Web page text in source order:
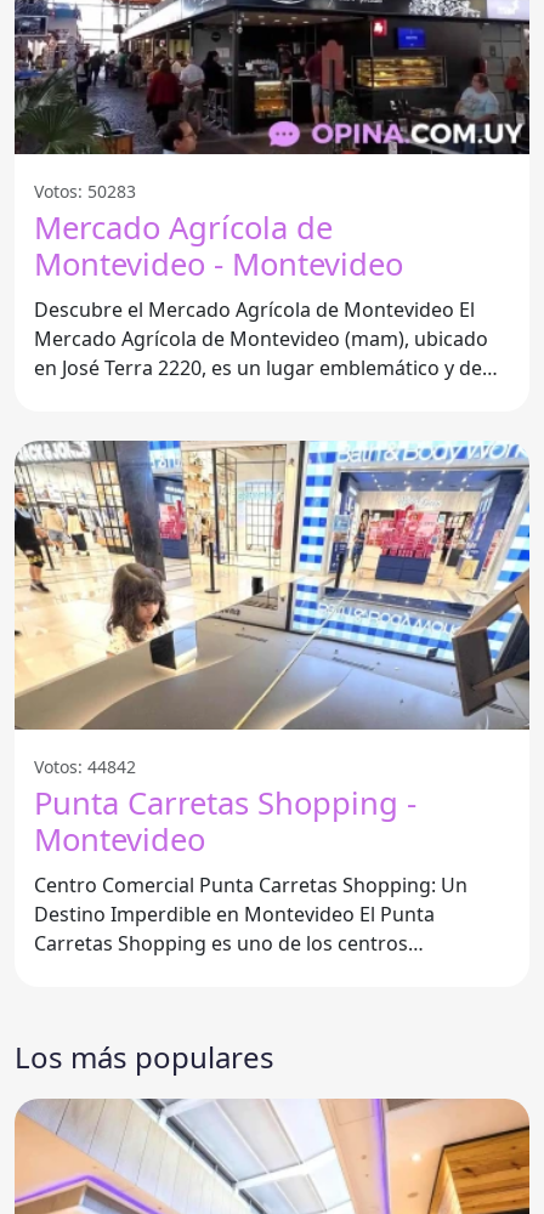
Votos: 50283
Mercado Agrícola de
Montevideo - Montevideo
Descubre el Mercado Agrícola de Montevideo El
Mercado Agrícola de Montevideo (mam), ubicado
en José Terra 2220, es un lugar emblemático y de
Votos: 44842
Punta Carretas Shopping -
Montevideo
Centro Comercial Punta Carretas Shopping: Un
Destino Imperdible en Montevideo El Punta
Carretas Shopping es uno de los centros
Los más populares